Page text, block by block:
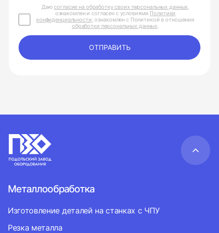
Даюсогласие на обработку своих персональных данных,
ознакомлен и согласен с условиями Политики
конфиденциальности, ознакомлен с Политикой в отношении
обработки персональных данных.
ОТПРАВИТЬ
Металлообработка
Изготовление деталей на станках с ЧПУ
Резка металла